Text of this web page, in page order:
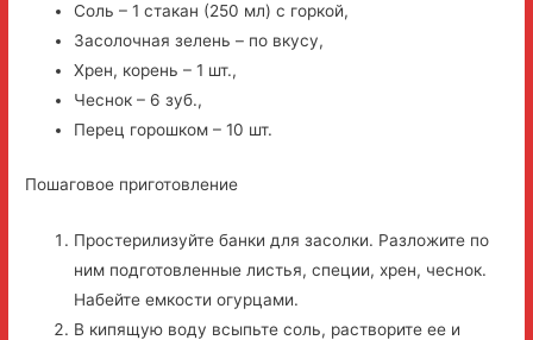
Соль – 1 стакан (250 мл) с горкой,
Засолочная зелень – по вкусу,
Хрен, корень – 1 шт.,
Чеснок – 6 зуб.,
Перец горошком – 10 шт.
Пошаговое приготовление
Простерилизуйте банки для засолки. Разложите по
ним подготовленные листья, специи, хрен, чеснок.
Набейте емкости огурцами.
В кипящую воду всыпьте соль, растворите ее и